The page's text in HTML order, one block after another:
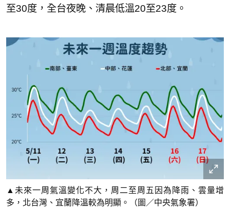
至30度，全台夜晚、清晨低溫20至23度。
▲未來一周氣溫變化不大，周二至周五因為降雨、雲量增
多，北台灣、宜蘭降溫較為明顯。（圖／中央氣象署）